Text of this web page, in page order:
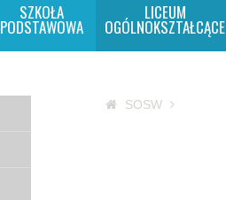
SZKOŁA
PODSTAWOWA
LICEUM
OGÓLNOKSZTAŁCĄCE
SOSW